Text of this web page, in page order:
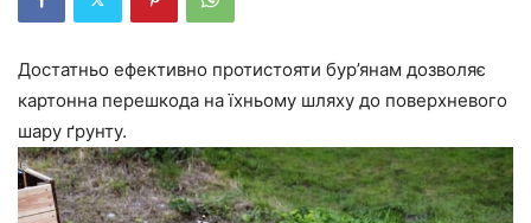
Достатньо ефективно протистояти бур’янам дозволяє
картонна перешкода на їхньому шляху до поверхневого
шару ґрунту.